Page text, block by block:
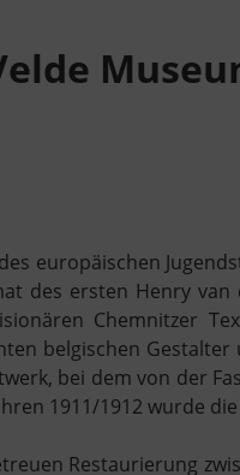
europäischen
des ersten Henry
Chemnitzer
belgischen
bei dem von der
1911/1912 wurde
Restaurierung